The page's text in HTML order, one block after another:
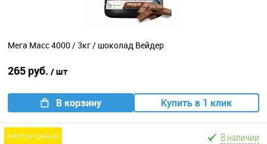
Мега Масс 4000 / 3кг / шоколад Вейдер
265 руб. / шт
В корзину Купить в 1 клик
желтый ценник В наличии